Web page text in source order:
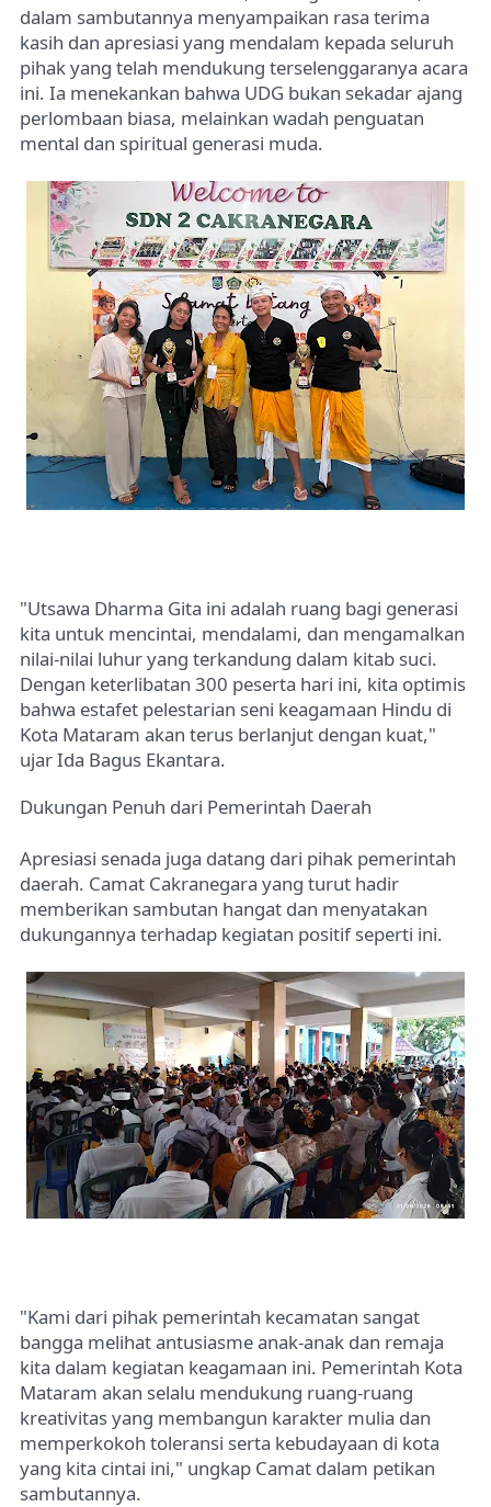
dalam sambutannya menyampaikan rasa terima
kasih dan apresiasi yang mendalam kepada seluruh
pihak yang telah mendukung terselenggaranya acara
ini. Ia menekankan bahwa UDG bukan sekadar ajang
perlombaan biasa, melainkan wadah penguatan
mental dan spiritual generasi muda.
"Utsawa Dharma Gita ini adalah ruang bagi generasi
kita untuk mencintai, mendalami, dan mengamalkan
nilai-nilai luhur yang terkandung dalam kitab suci.
Dengan keterlibatan 300 peserta hari ini, kita optimis
bahwa estafet pelestarian seni keagamaan Hindu di
Kota Mataram akan terus berlanjut dengan kuat,"
ujar Ida Bagus Ekantara.
Dukungan Penuh dari Pemerintah Daerah
Apresiasi senada juga datang dari pihak pemerintah
daerah. Camat Cakranegara yang turut hadir
memberikan sambutan hangat dan menyatakan
dukungannya terhadap kegiatan positif seperti ini.
"Kami dari pihak pemerintah kecamatan sangat
bangga melihat antusiasme anak-anak dan remaja
kita dalam kegiatan keagamaan ini. Pemerintah Kota
Mataram akan selalu mendukung ruang-ruang
kreativitas yang membangun karakter mulia dan
memperkokoh toleransi serta kebudayaan di kota
yang kita cintai ini," ungkap Camat dalam petikan
sambutannya.